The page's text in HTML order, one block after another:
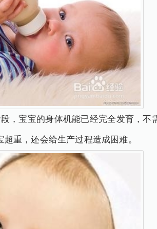
，宝宝的身体机能已经完全发育，不
重，还会给生产过程造成困难。